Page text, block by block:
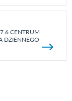
CENTRUM
DZIENNEGO